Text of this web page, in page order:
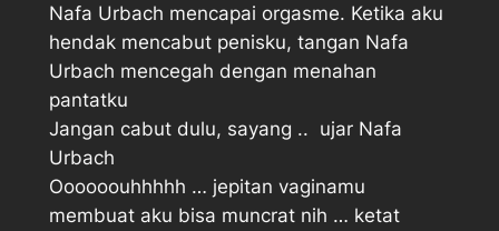
Nafa Urbach mencapai orgasme. Ketika aku
hendak mencabut penisku, tangan Nafa
Urbach mencegah dengan menahan
pantatku
Jangan cabut dulu, sayang ..  ujar Nafa
Urbach
Oooooouhhhhh … jepitan vaginamu
membuat aku bisa muncrat nih … ketat